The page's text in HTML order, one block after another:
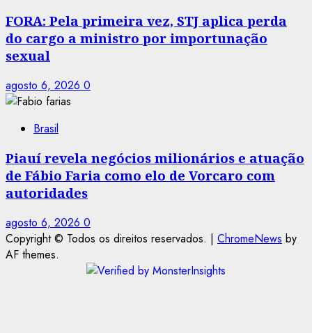
FORA: Pela primeira vez, STJ aplica perda
do cargo a ministro por importunação
sexual
agosto 6, 2026 0
Brasil
Piauí revela negócios milionários e atuação
de Fábio Faria como elo de Vorcaro com
autoridades
agosto 6, 2026 0
Copyright © Todos os direitos reservados. | ChromeNews by
AF themes.